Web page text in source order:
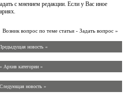
с мнением редакции. Если у Вас иное
Возник вопрос по теме статьи - Задать вопрос »
новость «
» Архив категории «
новость »